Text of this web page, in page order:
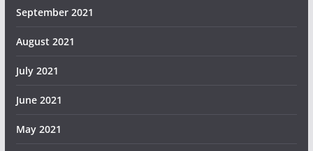
September 2021
August 2021
July 2021
June 2021
May 2021